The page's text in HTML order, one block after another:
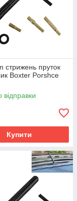
стрижень пруток
Boxter Porshce
відправки
Купити